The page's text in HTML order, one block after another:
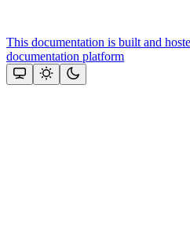
This documentation is built and
documentation platform